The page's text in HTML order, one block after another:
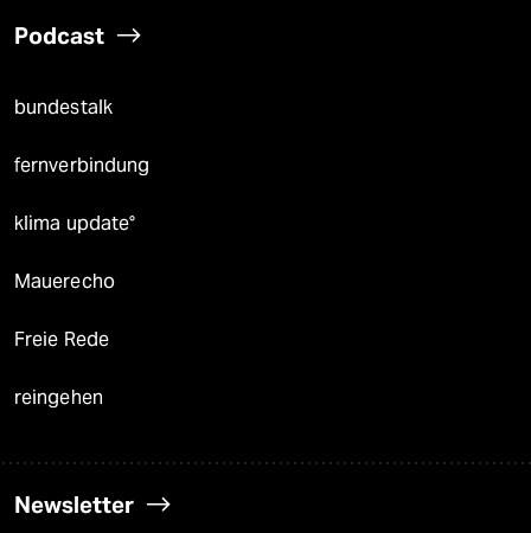
Podcast
bundestalk
fernverbindung
klima update°
Mauerecho
Freie Rede
reingehen
Newsletter